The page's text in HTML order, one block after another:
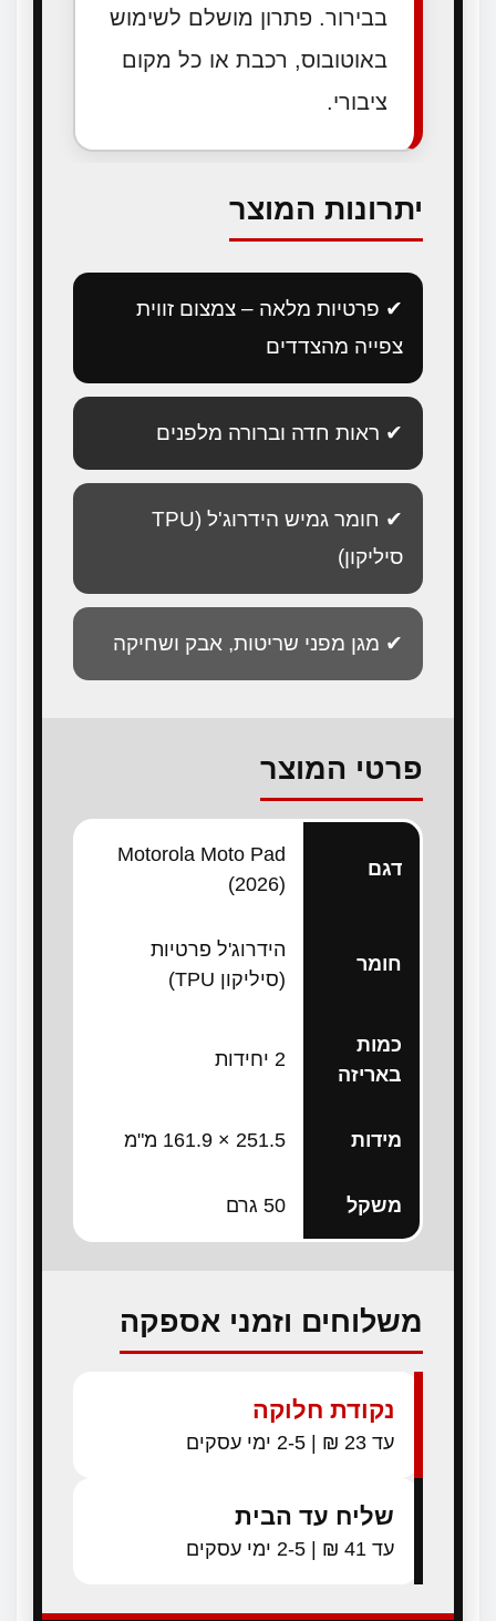
בבירור. פתרון מושלם לשימוש
באוטובוס, רכבת או כל מקום
ציבורי.
יתרונות המוצר
✔ פרטיות מלאה – צמצום זווית
צפייה מהצדדים
✔ ראות חדה וברורה מלפנים
✔ חומר גמיש הידרוג'ל (TPU
סיליקון)
✔ מגן מפני שריטות, אבק ושחיקה
פרטי המוצר
דגם
Motorola Moto Pad
(2026)
חומר
הידרוג'ל פרטיות
(סיליקון TPU)
כמות
באריזה
2 יחידות
מידות 251.5 × 161.9 מ"מ
משקל 50 גרם
משלוחים וזמני אספקה
נקודת חלוקה
עד 23 ₪ | 2-5 ימי עסקים
שליח עד הבית
עד 41 ₪ | 2-5 ימי עסקים